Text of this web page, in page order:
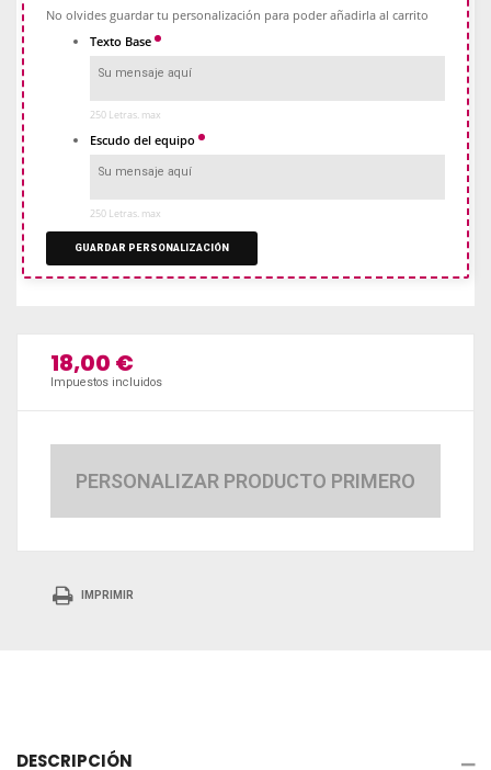
No olvides guardar tu personalización para poder añadirla al carrito
Texto Base
250 Letras. max
Escudo del equipo
250 Letras. max
GUARDAR PERSONALIZACIÓN
18,00 €
Impuestos incluidos
PERSONALIZAR PRODUCTO PRIMERO
IMPRIMIR
DESCRIPCIÓN